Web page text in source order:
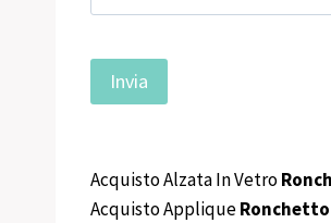
Acquisto Alzata In Vetro
Acquisto Applique